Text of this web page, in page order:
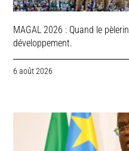
MAGAL 2026 : Quand le
développement.
6 août 2026